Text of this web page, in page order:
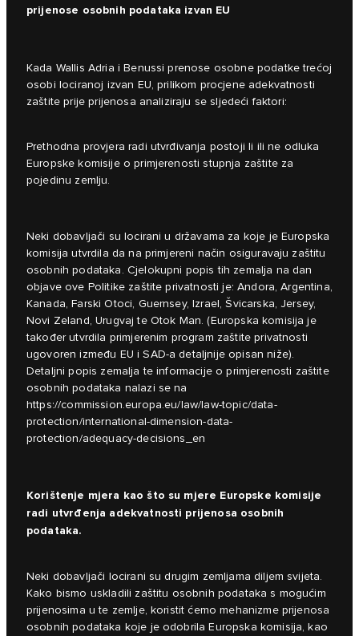
prijenose osobnih podataka izvan EU
Kada Wallis Adria i Benussi prenose osobne podatke trećoj
osobi lociranoj izvan EU, prilikom procjene adekvatnosti
zaštite prije prijenosa analiziraju se sljedeći faktori:
Prethodna provjera radi utvrđivanja postoji li ili ne odluka
Europske komisije o primjerenosti stupnja zaštite za
pojedinu zemlju.
Neki dobavljači su locirani u državama za koje je Europska
komisija utvrdila da na primjereni način osiguravaju zaštitu
osobnih podataka. Cjelokupni popis tih zemalja na dan
objave ove Politike zaštite privatnosti je: Andora, Argentina,
Kanada, Farski Otoci, Guernsey, Izrael, Švicarska, Jersey,
Novi Zeland, Urugvaj te Otok Man. (Europska komisija je
također utvrdila primjerenim program zaštite privatnosti
ugovoren između EU i SAD-a detaljnije opisan niže).
Detaljni popis zemalja te informacije o primjerenosti zaštite
osobnih podataka nalazi se na
https://commission.europa.eu/law/law-topic/data-
protection/international-dimension-data-
protection/adequacy-decisions_en
Korištenje mjera kao što su mjere Europske komisije
radi utvrđenja adekvatnosti prijenosa osobnih
podataka.
Neki dobavljači locirani su drugim zemljama diljem svijeta.
Kako bismo uskladili zaštitu osobnih podataka s mogućim
prijenosima u te zemlje, koristit ćemo mehanizme prijenosa
osobnih podataka koje je odobrila Europska komisija, kao